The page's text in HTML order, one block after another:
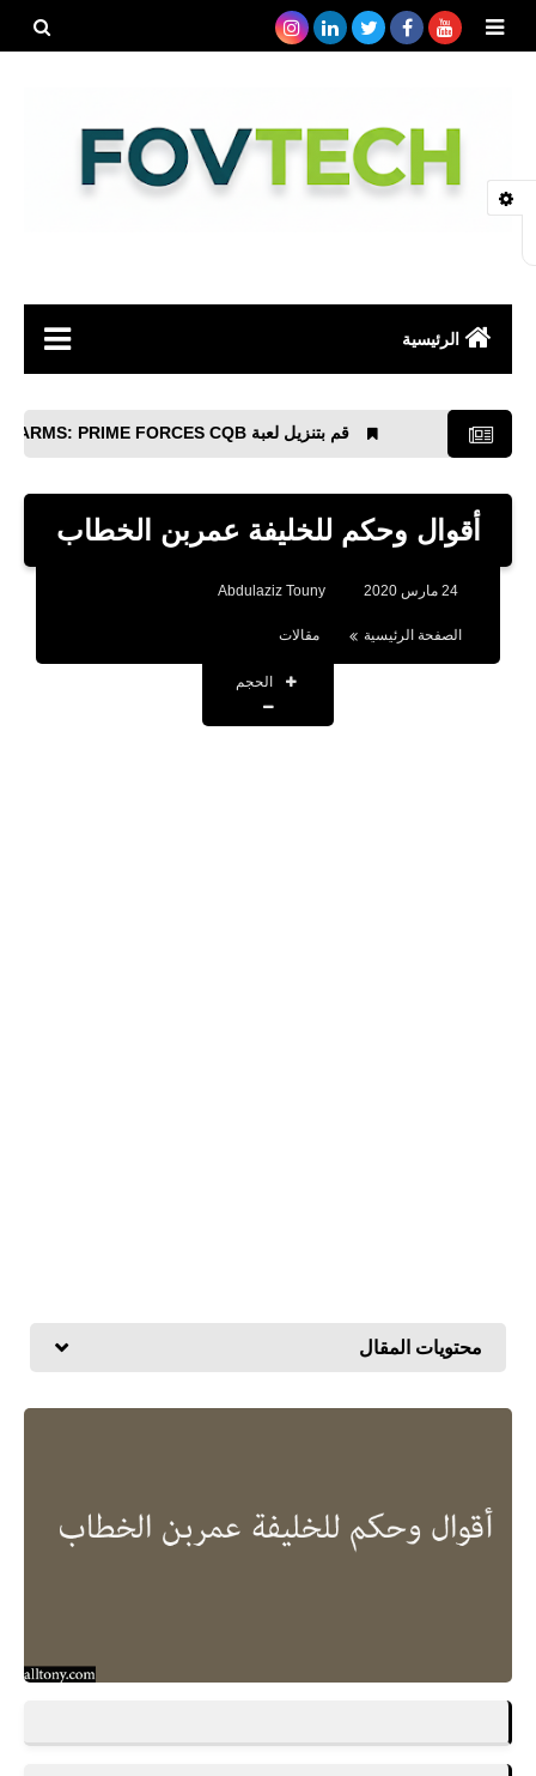
الرئيسية
رياضة
مواقع
اخبار
قم بتنزيل لعبة WAR IN ARMS: PRIME FORCES CQB لنظام Android بصيغة APK
أقوال وحكم للخليفة عمربن الخطاب
24 مارس 2020 Abdulaziz Touny
الصفحة الرئيسية مقالات
الحجم
محتويات المقال